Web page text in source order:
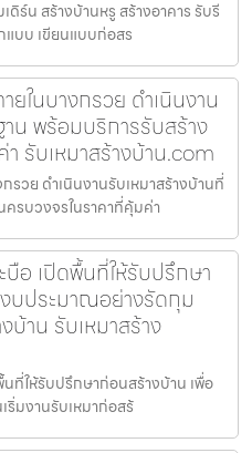
ร์น สร้างบ้านหรู สร้างอาคาร รับรี
แบบ เขียนแบบก่อสร
ในบางกรวย ดำเนินงาน
น พร้อมบริการรับสร้าง
รับเหมาสร้างบ้าน.com
วย ดำเนินงานรับเหมาสร้างบ้านที่
รบวงจรในราคาที่คุ้มค่า
อ เปิดพื้นที่ให้รับปรึกษา
บประมาณอย่างรัดกุม
บ้าน รับเหมาสร้าง
ที่ให้รับปรึกษาก่อนสร้างบ้าน เพื่อ
มงานรับเหมาก่อสร้